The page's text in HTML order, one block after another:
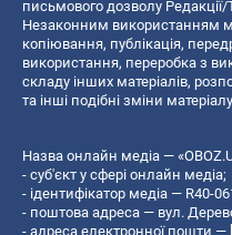
письмового дозволу
Незаконним використанням
копiювання, публiкацiя,
використання, переробка з
складу інших матеріалів,
та інші подібні зміни
Назва онлайн медіа —
- суб'єкт у сфері онлайн медіа;
- ідентифікатор медіа — R40-
- поштова адреса — вул.
- адреса електронної пошти —